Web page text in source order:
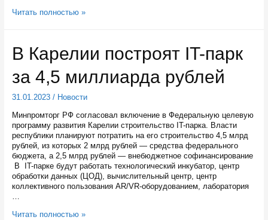
19
и
Прионежского
районов
представили
бизнес-
для
защиты
на
экспертной
комиссии
Читать полностью »
В Карелии построят IT-парк
за 4,5 миллиарда рублей
31.01.2023/ Новости
Минпромторг РФ согласовал включение в Федеральную целевую
программу развития Карелии строительство IT-парка. Власти
республики планируют потратить на его строительство 4,5 млрд
рублей, из которых 2 млрд рублей — средства федерального
бюджета, а 2,5 млрд рублей — внебюджетное софинансирование
В IT-парке будут работать технологический инкубатор, центр
обработки данных (ЦОД), вычислительный центр, центр
коллективного пользования AR/VR-оборудованием, лаборатория
…
В
Читать полностью »